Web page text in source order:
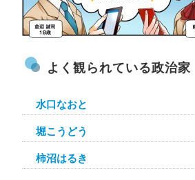
よく観られている政治家
水口なおと
堀こうどう
柿沼はるき